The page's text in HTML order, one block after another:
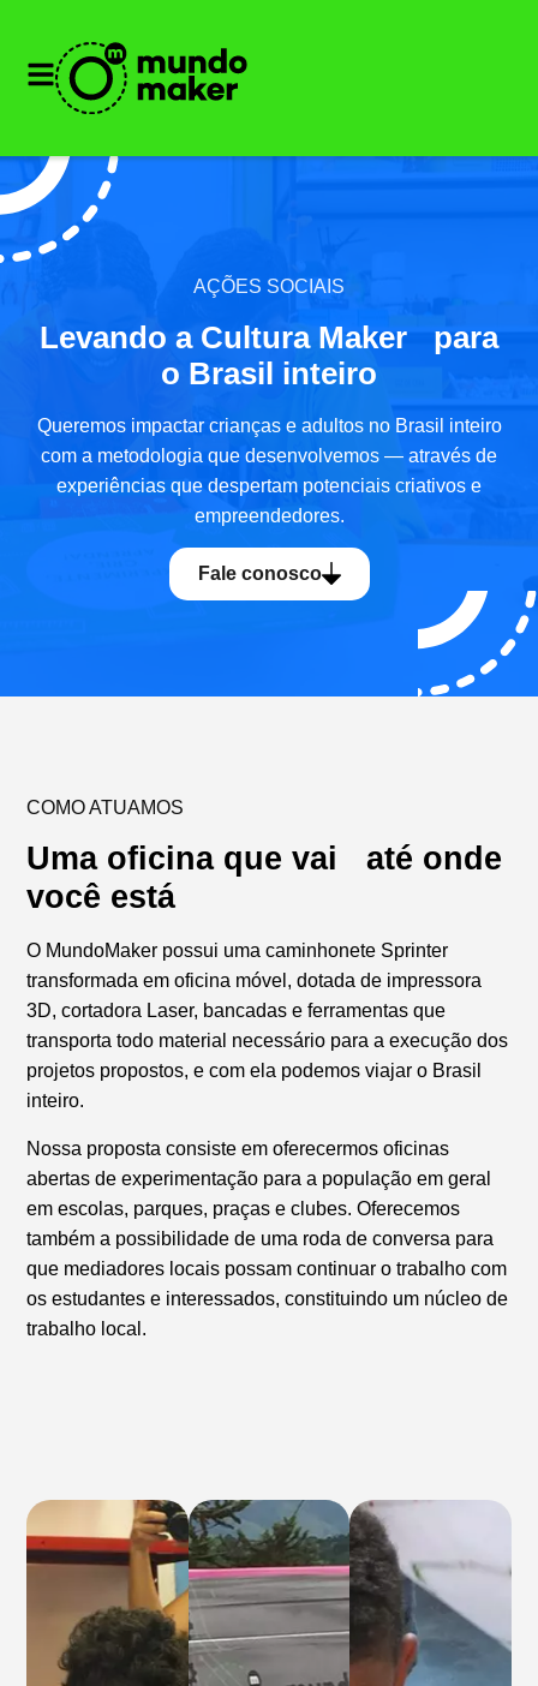
AÇÕES SOCIAIS
Levando a Cultura Maker para
o Brasil inteiro
Queremos impactar crianças e adultos no Brasil inteiro
com a metodologia que desenvolvemos — através de
experiências que despertam potenciais criativos e
empreendedores.
Fale conosco
COMO ATUAMOS
Uma oficina que vai até onde
você está
O MundoMaker possui uma caminhonete Sprinter
transformada em oficina móvel, dotada de impressora
3D, cortadora Laser, bancadas e ferramentas que
transporta todo material necessário para a execução dos
projetos propostos, e com ela podemos viajar o Brasil
inteiro.
Nossa proposta consiste em oferecermos oficinas
abertas de experimentação para a população em geral
em escolas, parques, praças e clubes. Oferecemos
também a possibilidade de uma roda de conversa para
que mediadores locais possam continuar o trabalho com
os estudantes e interessados, constituindo um núcleo de
trabalho local.